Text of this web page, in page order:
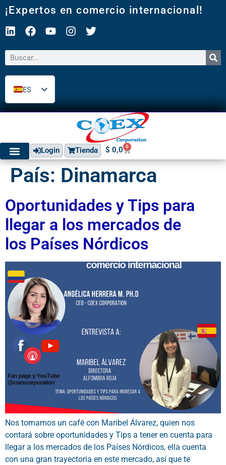
¡Expertos en comercio internacional!
ES
EN
Login Tienda $ 0,0 0
País: Dinamarca
Oportunidades y Tips para
llegar a los mercados de
los Países Nórdicos
Nos tomamos un café con Maribel Álvarez, quien nos
contará sobre oportunidades y Tips a tener en cuenta para
llegar a los mercados de los Países Nórdicos, ella cuenta
con una gran trayectoria en este mercado, así que te